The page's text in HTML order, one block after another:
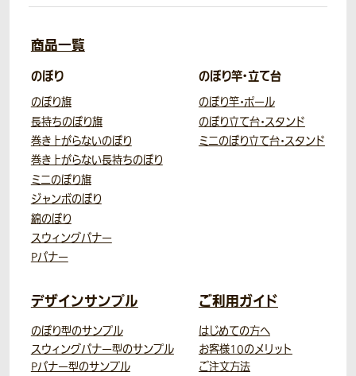
商品一覧
のぼり
のぼり旗
長持ちのぼり旗
巻き上がらないのぼり
巻き上がらない長持ちのぼり
ミニのぼり旗
ジャンボのぼり
綿のぼり
スウィングバナー
Pバナー
のぼり竿・立て台
のぼり竿・ポール
のぼり立て台・スタンド
ミニのぼり立て台・スタンド
デザインサンプル
のぼり型のサンプル
スウィングバナー型のサンプル
Pバナー型のサンプル
ご利用ガイド
はじめての方へ
お客様10のメリット
ご注文方法